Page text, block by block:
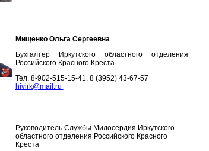
Мищенко Ольга Сергеевна
Бухгалтер Иркутского областного отделения
Российского Красного Креста
Тел. 8-902-515-15-41, 8 (3952) 43-67-57
hivirk@mail.ru
Руководитель Службы Милосердия Иркутского
областного отделения Российского Красного
Креста